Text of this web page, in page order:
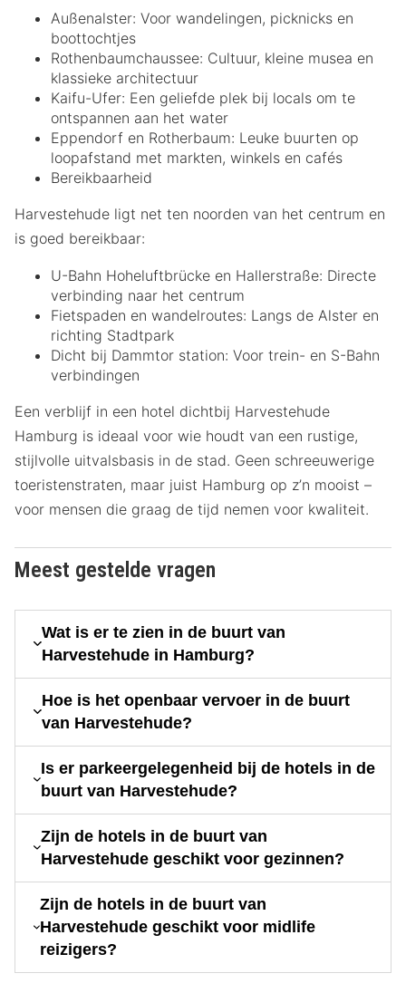
Außenalster: Voor wandelingen, picknicks en
boottochtjes
Rothenbaumchaussee: Cultuur, kleine musea en
klassieke architectuur
Kaifu-Ufer: Een geliefde plek bij locals om te
ontspannen aan het water
Eppendorf en Rotherbaum: Leuke buurten op
loopafstand met markten, winkels en cafés
Bereikbaarheid
Harvestehude ligt net ten noorden van het centrum en
is goed bereikbaar:
U-Bahn Hoheluftbrücke en Hallerstraße: Directe
verbinding naar het centrum
Fietspaden en wandelroutes: Langs de Alster en
richting Stadtpark
Dicht bij Dammtor station: Voor trein- en S-Bahn
verbindingen
Een verblijf in een hotel dichtbij Harvestehude
Hamburg is ideaal voor wie houdt van een rustige,
stijlvolle uitvalsbasis in de stad. Geen schreeuwerige
toeristenstraten, maar juist Hamburg op z’n mooist –
voor mensen die graag de tijd nemen voor kwaliteit.
Meest gestelde vragen
Wat is er te zien in de buurt van
Harvestehude in Hamburg?
Hoe is het openbaar vervoer in de buurt
van Harvestehude?
Is er parkeergelegenheid bij de hotels in de
buurt van Harvestehude?
Zijn de hotels in de buurt van
Harvestehude geschikt voor gezinnen?
Zijn de hotels in de buurt van
Harvestehude geschikt voor midlife
reizigers?